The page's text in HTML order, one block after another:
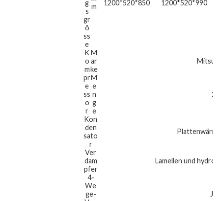
g
s
gr
ö
ss
e
m
1200*520*850 1200*520*990
K
o
m
pr
e
ss
o
r
M
ar
ke
M
e
n
g
e
1
Kon
den
sato
r
Ver
dam
pfer
Lamellen und
4-
We
ge-
Ja